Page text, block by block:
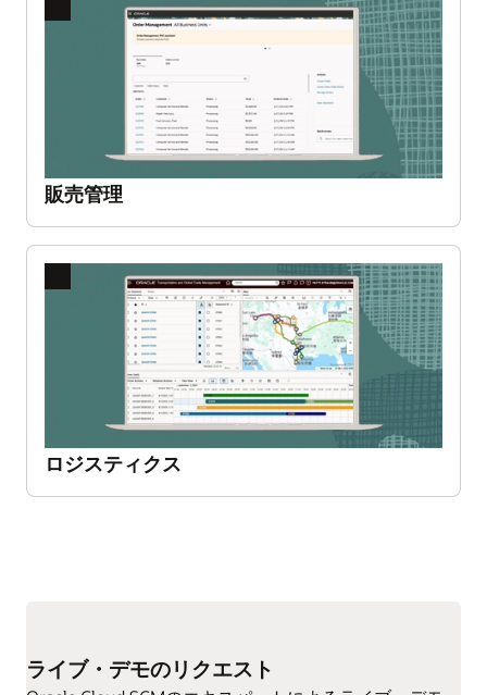
ーの行動を目標に合わせるための優れた方法を提
オラクルで調達業務をモダナイズ
オラクルは、購買、サプライヤーとの連携、交渉
プロセスを効率化するためのエンドツーエンドの
調達ソリューションを提供しています。AIの統合
や最新のユーザー・エクスペリエンスにより、
Oracle Procurementは組織の効率性、正確性、コ
ド
次
の
ス
ラ
イ
ド
拡大する
混乱のないオペレーションを推進
Oracle Fusion Cloud Supply Chain Executionは、原
価計算、在庫管理、製造、保守、品質管理をひと
つのインテリジェントなプラットフォームに統合
します。資材の取り扱いから品質管理まで、
ド
次
の
ス
ラ
イ
ド
販売管理
Oracle Order Managementは、あらゆるフルフィ
ラ
イ
ラ
イ
ロジスティクス
ライブ・デモのリクエスト